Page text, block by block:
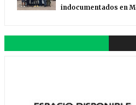
indocumentados en